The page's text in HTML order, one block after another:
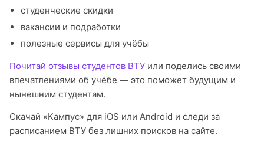
студенческие скидки
вакансии и подработки
полезные сервисы для учёбы
Почитай отзывы студентов ВТУ или поделись своими
впечатлениями об учёбе — это поможет будущим и
нынешним студентам.
Скачай «Кампус» для iOS или Android и следи за
расписанием ВТУ без лишних поисков на сайте.